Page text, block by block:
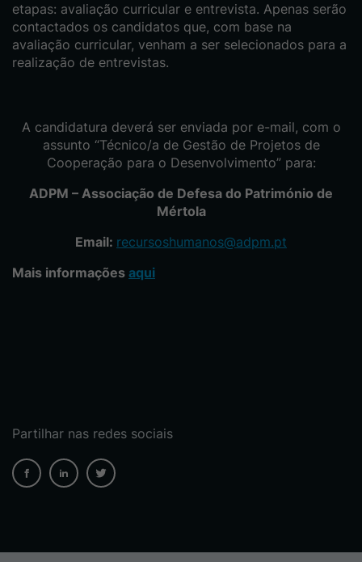
etapas: avaliação curricular e entrevista. Apenas serão
contactados os candidatos que, com base na
avaliação curricular, venham a ser selecionados para a
realização de entrevistas.
A candidatura deverá ser enviada por e-mail, com o
assunto “Técnico/a de Gestão de Projetos de
Cooperação para o Desenvolvimento” para:
ADPM – Associação de Defesa do Património de
Mértola
Email: recursoshumanos@adpm.pt
Mais informações aqui
Partilhar nas redes sociais